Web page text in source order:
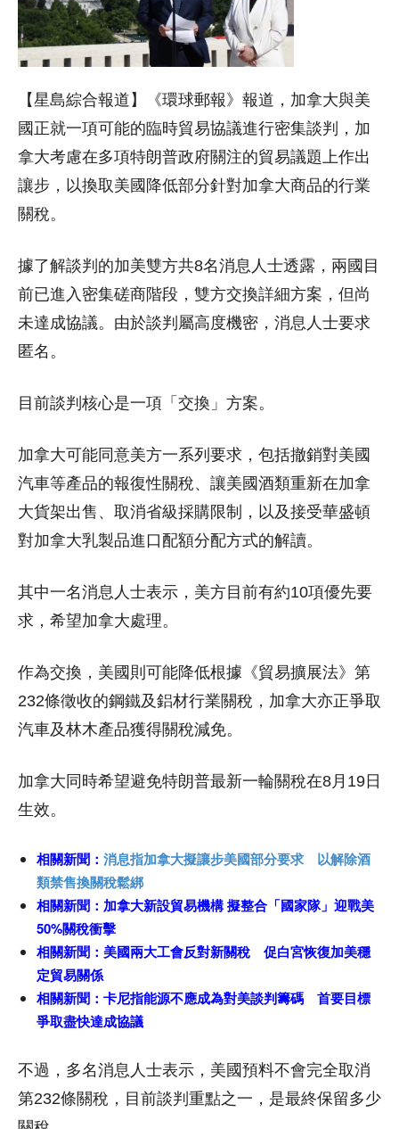
【星島綜合報道】《環球郵報》報道，加拿大與美
國正就一項可能的臨時貿易協議進行密集談判，加
拿大考慮在多項特朗普政府關注的貿易議題上作出
讓步，以換取美國降低部分針對加拿大商品的行業
關稅。
據了解談判的加美雙方共8名消息人士透露，兩國目
前已進入密集磋商階段，雙方交換詳細方案，但尚
未達成協議。由於談判屬高度機密，消息人士要求
匿名。
目前談判核心是一項「交換」方案。
加拿大可能同意美方一系列要求，包括撤銷對美國
汽車等產品的報復性關稅、讓美國酒類重新在加拿
大貨架出售、取消省級採購限制，以及接受華盛頓
對加拿大乳製品進口配額分配方式的解讀。
其中一名消息人士表示，美方目前有約10項優先要
求，希望加拿大處理。
作為交換，美國則可能降低根據《貿易擴展法》第
232條徵收的鋼鐵及鋁材行業關稅，加拿大亦正爭取
汽車及林木產品獲得關稅減免。
加拿大同時希望避免特朗普最新一輪關稅在8月19日
生效。
相關新聞： 消息指加拿大擬讓步美國部分要求 以解除酒
類禁售換關稅鬆綁
相關新聞： 加拿大新設貿易機構 擬整合「國家隊」迎戰美
50%關稅衝擊
相關新聞： 美國兩大工會反對新關稅 促白宮恢復加美穩
定貿易關係
相關新聞： 卡尼指能源不應成為對美談判籌碼 首要目標
爭取盡快達成協議
不過，多名消息人士表示，美國預料不會完全取消
第232條關稅，目前談判重點之一，是最終保留多少